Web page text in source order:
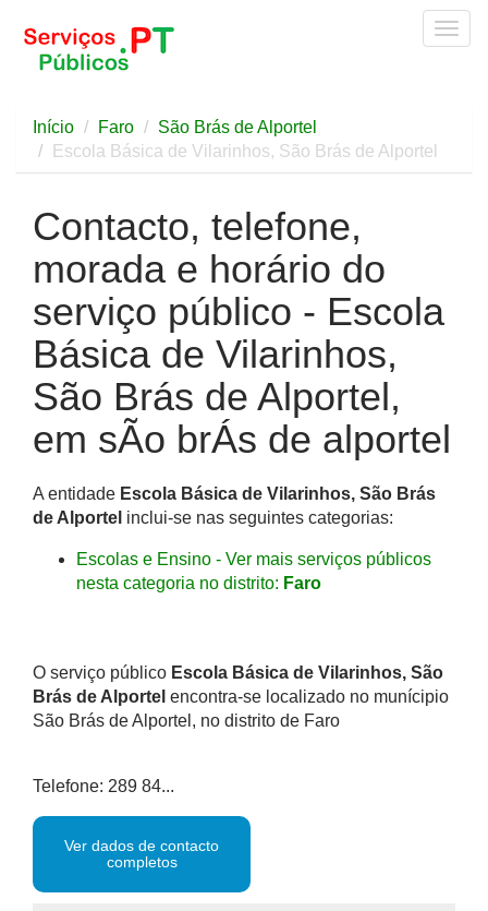
Início Faro
São Brás de Alportel
Escola Básica de Vilarinhos, São Brás de Alportel
Contacto, telefone,
morada e horário do
serviço público - Escola
Básica de Vilarinhos,
São Brás de Alportel,
em sÃo brÁs de alportel
A entidade Escola Básica de Vilarinhos, São Brás
de Alportel inclui-se nas seguintes categorias:
Escolas e Ensino - Ver mais serviços públicos
nesta categoria no distrito: Faro
O serviço público Escola Básica de Vilarinhos, São
Brás de Alportel encontra-se localizado no munícipio
São Brás de Alportel, no distrito de Faro
Telefone: 289 84...
Ver dados de contacto
completos